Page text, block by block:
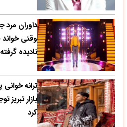
داوران مرد
وقتی خواند
نادیده
ترانه
بازار تبریز
کرد